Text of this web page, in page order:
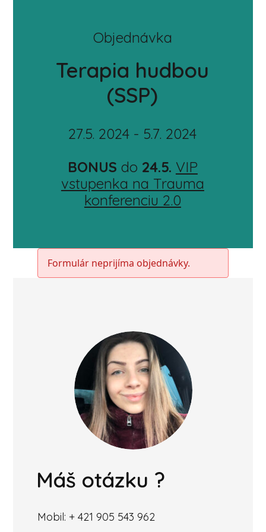
Objednávka
Terapia hudbou
(SSP)
27.5. 2024 - 5.7. 2024
BONUS do 24.5. VIP
vstupenka na Trauma
konferenciu 2.0
Formulár neprijíma objednávky.
Máš otázku ?
Mobil: + 421 905 543 962